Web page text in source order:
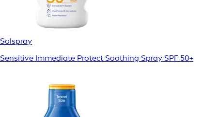
Solspray
Sensitive Immediate Protect Soothing Spray SPF 50+